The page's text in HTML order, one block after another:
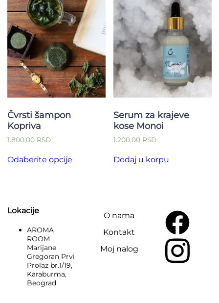
Čvrsti šampon
Kopriva
1.800,00 RSD
Odaberite opcije
proizvoda.
Serum za krajeve
kose Monoi
1.200,00 RSD
Dodaj u korpu
Lokacije
AROMA
ROOM
Marijane
Gregoran Prvi
Prolaz br.1/19,
Karaburma,
Beograd
O nama
Kontakt
Moj nalog